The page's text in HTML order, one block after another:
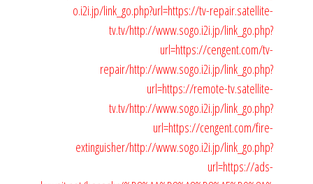
o.i2i.jp/link_go.php?url=https://tv-repair.satellite-
tv.tv/http://www.sogo.i2i.jp/link_go.php?
url=https://cengent.com/tv-
repair/http://www.sogo.i2i.jp/link_go.php?
url=https://remote-tv.satellite-
tv.tv/http://www.sogo.i2i.jp/link_go.php?
url=https://cengent.com/fire-
extinguisher/http://www.sogo.i2i.jp/link_go.php?
url=https://ads-